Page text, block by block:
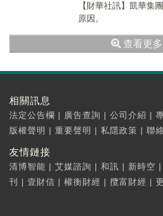
【財華社訊】凱華集
原因。
查看更多
相關訊息
法定公告欄 | 廣告查詢 | 公司介紹 |
版權聲明 | 重要聲明 | 私隱政策 | 聯
友情鏈接
清博智能 | 艾媒諮詢 | 和訊 | 新時空 |
刊
| 壹財信 | 權衡財經 | 攬富財經 |